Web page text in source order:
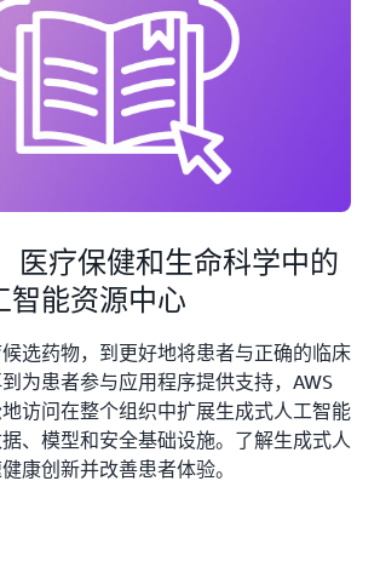
医疗保健和生命科学中的
智能资源中心
选药物，到更好地将患者与正确的临床
为患者参与应用程序提供支持，AWS
访问在整个组织中扩展生成式人工智能
、模型和安全基础设施。了解生成式人
康创新并改善患者体验。